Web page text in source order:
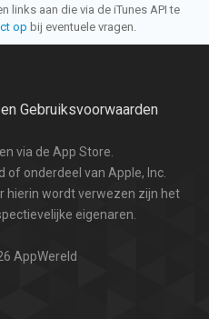
links aan die via de iTunes API te
op bij eventuele vragen.
Gebruiksvoorwaarden
via de App Store.
of onderdeel van Apple, Inc.
hierin wordt verwezen zijn het
eigenaren.
AppWereld